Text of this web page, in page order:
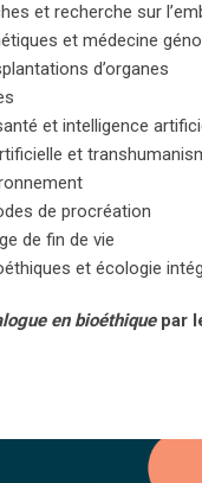
et recherche sur
et médecine
d’organes
et intelligence
et
de procréation
de fin de vie
et écologie
en bioéthiquepar